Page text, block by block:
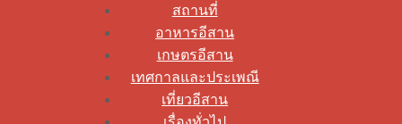
สถานที่
อาหารอีสาน
เกษตรอีสาน
เทศกาลและประเพณี
เที่ยวอีสาน